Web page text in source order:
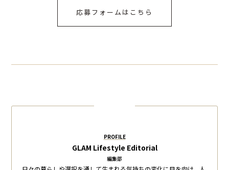
応募フォームはこちら
PROFILE
GLAM Lifestyle Editorial
編集部